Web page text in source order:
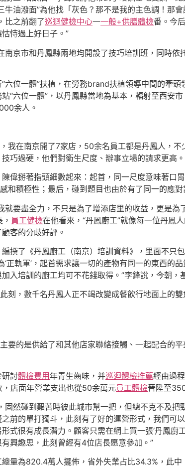
牛油潑面”為他找「灰色？那不是我的主色調！那
比之前翻了巡迴健檢中心一一般+供膳體檢番。今
怙恃過上好日子。”
南京市和丹鳳縣兩地均開設了技巧培訓班，同時
六位一體”扶植，在勞務brand扶植領導中間的牽
“六位一體”，以丹鳳縣當地為基本，輻射至西安
余人。
，我在南京開了7家店，50余名員工都是丹鳳人，
巧過硬，他們對衛生尺度、辦事立場的請求更高
偉掰著指頭細數起來：起首，同一尺度意味著
和積極性；最后，碰到題目也由於有了同一的應
就要盡全力，不只是為了增添店里的收益，更是為
員工健檢在他看來，“丹鳳廚工”就像每一位丹鳳
客的分歧好評。
撰了《丹鳳廚工（南京）培訓資料》，里面不只
‘正軌軍’，起首需求讓一切的產物有同一的東西
入培訓的廚工均可不花錢取得。”李鋒說，今朝
刻，數千名丹鳳人正不竭改變成餐飲行地面上的
主要的是供給了和其他店家聯絡接觸、一起配合的
研討體檢費用年青生齒味，并巡迴體檢推薦經由過
店面年營業支出也從50余萬元員工體檢晉陞至
固然碰到艱苦時彼此城市幫一把，但總不克不及
前的單打獨斗，此刻有了好的運營形式，我們可
式很有成長潛力。顧客只需在網上買一張‘丹鳳
興趣思，此刻曾經有4位店長愿意參加。”
量為820.4萬人擺佈，省外失業占比34.3%，此